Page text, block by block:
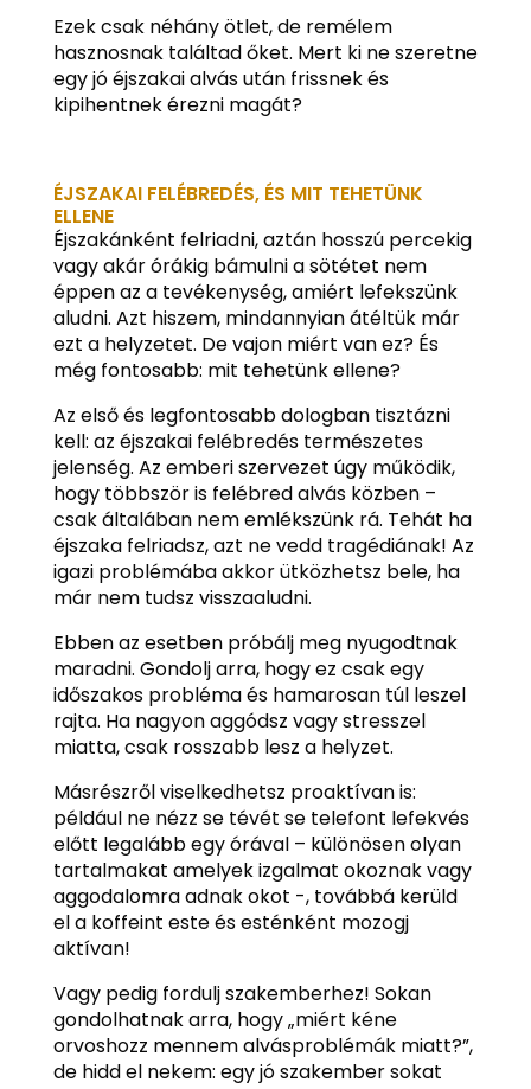
Ezek csak néhány ötlet, de remélem
hasznosnak találtad őket. Mert ki ne szeretne
egy jó éjszakai alvás után frissnek és
kipihentnek érezni magát?
ÉJSZAKAI FELÉBREDÉS, ÉS MIT TEHETÜNK
ELLENE
Éjszakánként felriadni, aztán hosszú percekig
vagy akár órákig bámulni a sötétet nem
éppen az a tevékenység, amiért lefekszünk
aludni. Azt hiszem, mindannyian átéltük már
ezt a helyzetet. De vajon miért van ez? És
még fontosabb: mit tehetünk ellene?
Az első és legfontosabb dologban tisztázni
kell: az éjszakai felébredés természetes
jelenség. Az emberi szervezet úgy működik,
hogy többször is felébred alvás közben –
csak általában nem emlékszünk rá. Tehát ha
éjszaka felriadsz, azt ne vedd tragédiának! Az
igazi problémába akkor ütközhetsz bele, ha
már nem tudsz visszaaludni.
Ebben az esetben próbálj meg nyugodtnak
maradni. Gondolj arra, hogy ez csak egy
időszakos probléma és hamarosan túl leszel
rajta. Ha nagyon aggódsz vagy stresszel
miatta, csak rosszabb lesz a helyzet.
Másrészről viselkedhetsz proaktívan is:
például ne nézz se tévét se telefont lefekvés
előtt legalább egy órával – különösen olyan
tartalmakat amelyek izgalmat okoznak vagy
aggodalomra adnak okot -, továbbá kerüld
el a koffeint este és esténként mozogj
aktívan!
Vagy pedig fordulj szakemberhez! Sokan
gondolhatnak arra, hogy „miért kéne
orvoshozz mennem alvásproblémák miatt?”,
de hidd el nekem: egy jó szakember sokat